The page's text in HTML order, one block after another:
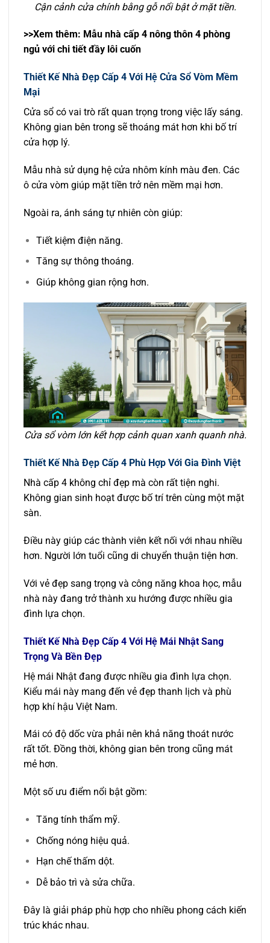
Cận cảnh cửa chính bằng gỗ nổi bật ở mặt tiền.
>>Xem thêm: Mẫu nhà cấp 4 nông thôn 4 phòng
ngủ với chi tiết đầy lôi cuốn
Thiết Kế Nhà Đẹp Cấp 4 Với Hệ Cửa Sổ Vòm Mềm
Mại
Cửa sổ có vai trò rất quan trọng trong việc lấy sáng.
Không gian bên trong sẽ thoáng mát hơn khi bố trí
cửa hợp lý.
Mẫu nhà sử dụng hệ cửa nhôm kính màu đen. Các
ô cửa vòm giúp mặt tiền trở nên mềm mại hơn.
Ngoài ra, ánh sáng tự nhiên còn giúp:
Tiết kiệm điện năng.
Tăng sự thông thoáng.
Giúp không gian rộng hơn.
Cửa sổ vòm lớn kết hợp cảnh quan xanh quanh nhà.
Thiết Kế Nhà Đẹp Cấp 4 Phù Hợp Với Gia Đình Việt
Nhà cấp 4 không chỉ đẹp mà còn rất tiện nghi.
Không gian sinh hoạt được bố trí trên cùng một mặt
sàn.
Điều này giúp các thành viên kết nối với nhau nhiều
hơn. Người lớn tuổi cũng di chuyển thuận tiện hơn.
Với vẻ đẹp sang trọng và công năng khoa học, mẫu
nhà này đang trở thành xu hướng được nhiều gia
đình lựa chọn.
Thiết Kế Nhà Đẹp Cấp 4 Với Hệ Mái Nhật Sang
Trọng Và Bền Đẹp
Hệ mái Nhật đang được nhiều gia đình lựa chọn.
Kiểu mái này mang đến vẻ đẹp thanh lịch và phù
hợp khí hậu Việt Nam.
Mái có độ dốc vừa phải nên khả năng thoát nước
rất tốt. Đồng thời, không gian bên trong cũng mát
mẻ hơn.
Một số ưu điểm nổi bật gồm:
Tăng tính thẩm mỹ.
Chống nóng hiệu quả.
Hạn chế thấm dột.
Dễ bảo trì và sửa chữa.
Đây là giải pháp phù hợp cho nhiều phong cách kiến
trúc khác nhau.